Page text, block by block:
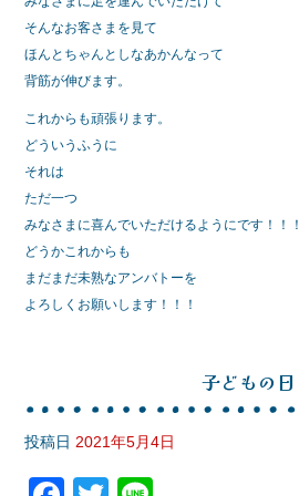
そんなお客さまを見て
ほんとちゃんとしなあかんなって
背筋が伸びます。
これからも頑張ります。
どういうふうに
それは
ただ一つ
みなさまに喜んでいただけるようにです！！！
どうかこれからも
まだまだ未熟なアンバトーを
よろしくお願いします！！！
子どもの日
投稿日 2021年5月4日